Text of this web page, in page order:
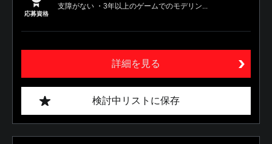
応募資格
支障がない ・3年以上のゲームでのモデリン...
詳細を見る
検討中リストに保存